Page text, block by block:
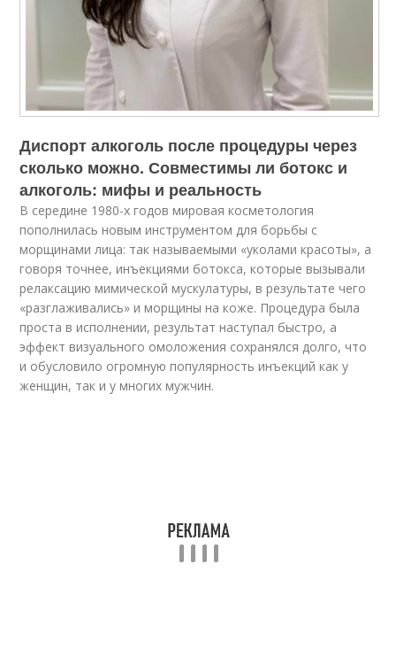
Диспорт алкоголь после процедуры через
сколько можно. Совместимы ли ботокс и
алкоголь: мифы и реальность
В середине 1980-х годов мировая косметология
пополнилась новым инструментом для борьбы с
морщинами лица: так называемыми «уколами красоты», а
говоря точнее, инъекциями ботокса, которые вызывали
релаксацию мимической мускулатуры, в результате чего
«разглаживались» и морщины на коже. Процедура была
проста в исполнении, результат наступал быстро, а
эффект визуального омоложения сохранялся долго, что
и обусловило огромную популярность инъекций как у
женщин, так и у многих мужчин.